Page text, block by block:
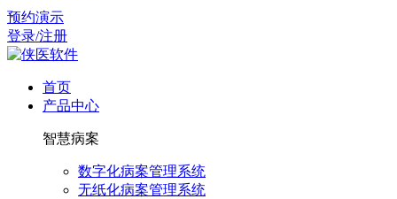
预约演示
登录/注册
首页
产品中心
智慧病案
数字化病案管理系统
无纸化病案管理系统